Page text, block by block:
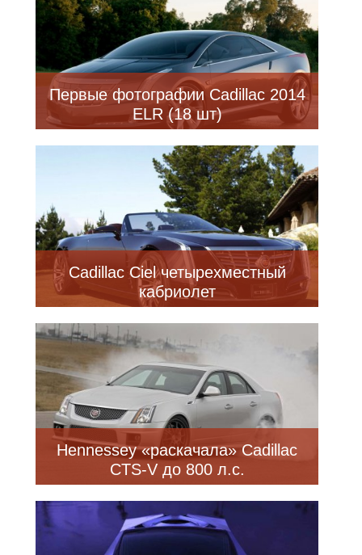
Первые фотографии Cadillac 2014
ELR (18 шт)
Cadillac Ciel четырехместный
кабриолет
Hennessey «раскачала» Cadillac
CTS-V до 800 л.с.